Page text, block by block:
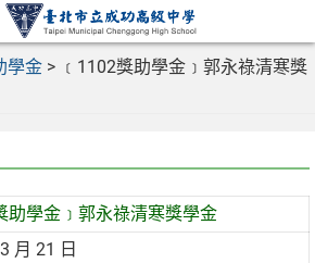
學金 > ﹝1102獎助學金﹞郭永祿清寒獎
助學金﹞郭永祿清寒獎學金
月 21 日